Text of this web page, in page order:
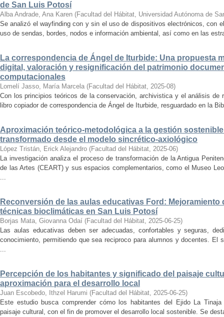
de San Luis Potosí
Alba Andrade, Ana Karen (Facultad del Hábitat, Universidad Autónoma de
Se analizó el wayfinding con y sin el uso de dispositivos electrónicos, con
uso de sendas, bordes, nodos e información ambiental, así como en las
La correspondencia de Ángel de Iturbide: Una propuesta
digital, valoración y resignificación del patrimonio
computacionales
Lomelí Jasso, María Marcela (Facultad del Hábitat, 2025-08)
Con los principios teóricos de la conservación, archivistica y el análisis de
libro copiador de correspondencia de Ángel de Iturbide, resguardado en la
Aproximación teórico-metodológica a la gestión
transformado desde el modelo sincrético-axiológico
López Tristán, Erick Alejandro (Facultad del Hábitat, 2025-06)
La investigación analiza el proceso de transformación de la Antigua
de las Artes (CEART) y sus espacios complementarios, como el Museo
...
Reconversión de las aulas educativas Ford:
técnicas bioclimáticas en San Luis Potosí
Borjas Mata, Giovanna Odaí (Facultad del Hábitat, 2025-06-25)
Las aulas educativas deben ser adecuadas, confortables y seguras,
conocimiento, permitiendo que sea reciproco para alumnos y docentes. El
...
Percepción de los habitantes y significado del paisaje
aproximación para el desarrollo local
Juan Escobedo, Ithzel Harumi (Facultad del Hábitat, 2025-06-25)
Este estudio busca comprender cómo los habitantes del Ejido La
paisaje cultural, con el fin de promover el desarrollo local sostenible. Se